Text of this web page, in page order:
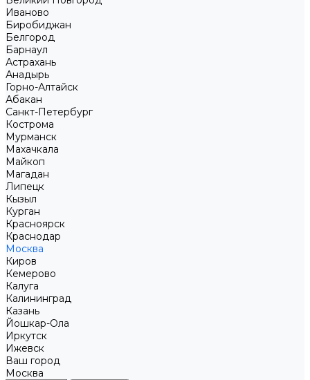
Иваново
Биробиджан
Белгород
Барнаул
Астрахань
Анадырь
Горно-Алтайск
Абакан
Санкт-Петербург
Кострома
Мурманск
Махачкала
Майкоп
Магадан
Липецк
Кызыл
Курган
Красноярск
Краснодар
Москва
Киров
Кемерово
Калуга
Калининград
Казань
Йошкар-Ола
Иркутск
Ижевск
Ваш город
Москва